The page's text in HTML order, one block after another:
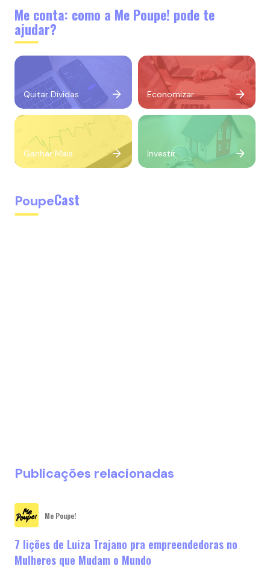
Me conta: como a Me Poupe! pode te
ajudar?
Quitar Dívidas Economizar
Ganhar Mais Investir
PoupeCast
Publicações relacionadas
Me Poupe!
7 lições de Luiza Trajano pra empreendedoras no
Mulheres que Mudam o Mundo